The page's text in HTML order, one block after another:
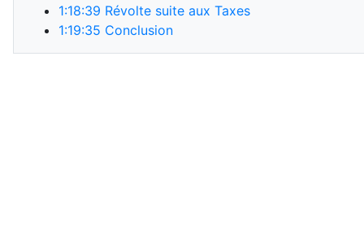
1:18:39 Révolte suite aux Taxes
1:19:35 Conclusion